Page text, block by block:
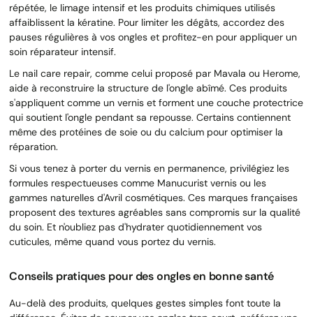
répétée, le limage intensif et les produits chimiques utilisés
affaiblissent la kératine. Pour limiter les dégâts, accordez des
pauses régulières à vos ongles et profitez-en pour appliquer un
soin réparateur intensif.
Le nail care repair, comme celui proposé par Mavala ou Herome,
aide à reconstruire la structure de l'ongle abîmé. Ces produits
s'appliquent comme un vernis et forment une couche protectrice
qui soutient l'ongle pendant sa repousse. Certains contiennent
même des protéines de soie ou du calcium pour optimiser la
réparation.
Si vous tenez à porter du vernis en permanence, privilégiez les
formules respectueuses comme Manucurist vernis ou les
gammes naturelles d'Avril cosmétiques. Ces marques françaises
proposent des textures agréables sans compromis sur la qualité
du soin. Et n'oubliez pas d'hydrater quotidiennement vos
cuticules, même quand vous portez du vernis.
Conseils pratiques pour des ongles en bonne santé
Au-delà des produits, quelques gestes simples font toute la